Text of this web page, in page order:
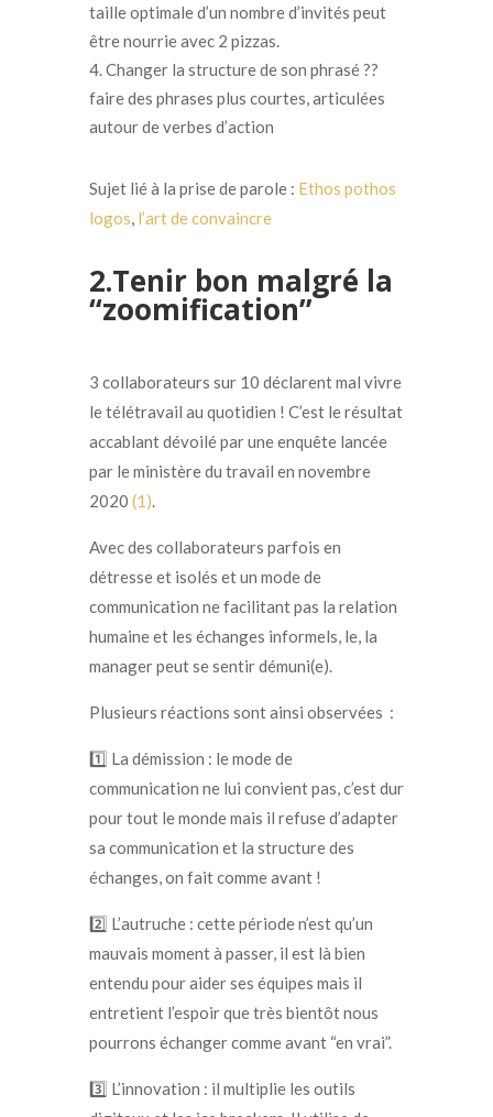
taille optimale d’un nombre d’invités peut
être nourrie avec 2 pizzas.
Changer la structure de son phrasé ??
faire des phrases plus courtes, articulées
autour de verbes d’action
Sujet lié à la prise de parole : Ethos pothos
logos, l’art de convaincre
2.Tenir bon malgré la
“zoomification”
3 collaborateurs sur 10 déclarent mal vivre
le télétravail au quotidien ! C’est le résultat
accablant dévoilé par une enquête lancée
par le ministère du travail en novembre
2020 (1).
Avec des collaborateurs parfois en
détresse et isolés et un mode de
communication ne facilitant pas la relation
humaine et les échanges informels, le, la
manager peut se sentir démuni(e).
Plusieurs réactions sont ainsi observées :
1️⃣ La démission : le mode de
communication ne lui convient pas, c’est dur
pour tout le monde mais il refuse d’adapter
sa communication et la structure des
échanges, on fait comme avant !
2️⃣ L’autruche : cette période n’est qu’un
mauvais moment à passer, il est là bien
entendu pour aider ses équipes mais il
entretient l’espoir que très bientôt nous
pourrons échanger comme avant “en vrai”.
3️⃣ L’innovation : il multiplie les outils